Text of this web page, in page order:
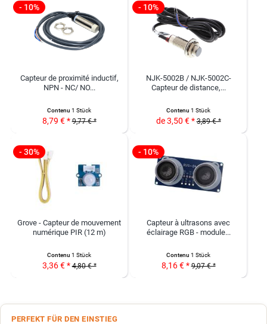
- 10%
Capteur de proximité inductif,
NPN - NC/ NO...
Contenu 1 Stück
8,79 € * 9,77 € *
- 10%
NJK-5002B / NJK-5002C-
Capteur de distance,...
Contenu 1 Stück
de 3,50 € * 3,89 € *
- 30%
Grove - Capteur de mouvement
numérique PIR (12 m)
Contenu 1 Stück
3,36 € * 4,80 € *
- 10%
Capteur à ultrasons avec
éclairage RGB - module...
Contenu 1 Stück
8,16 € * 9,07 € *
PERFEKT FÜR DEN EINSTIEG